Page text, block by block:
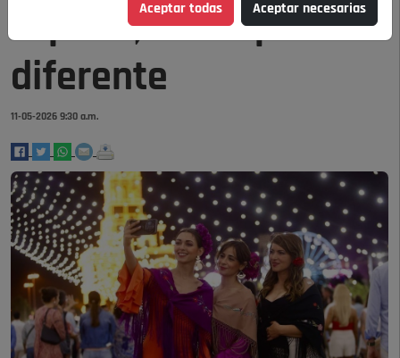
España, claro que es
diferente
11-05-2026 9:30 a.m.
Aceptar todas Aceptar necesarias